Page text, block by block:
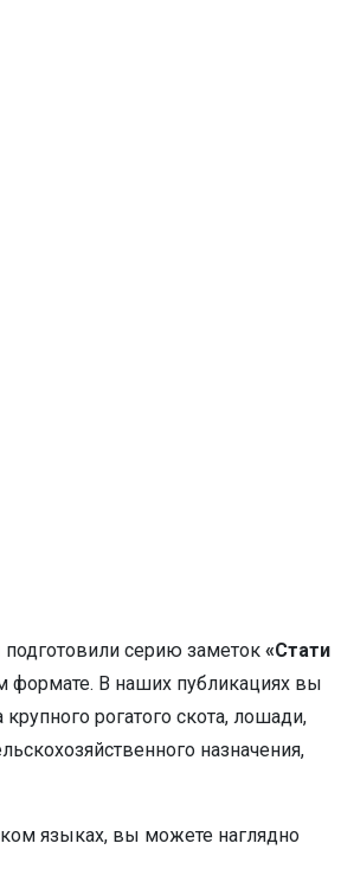
серию заметок «Стати
формате. В наших публикациях вы
рогатого скота, лошади,
назначения,
языках, вы можете наглядно